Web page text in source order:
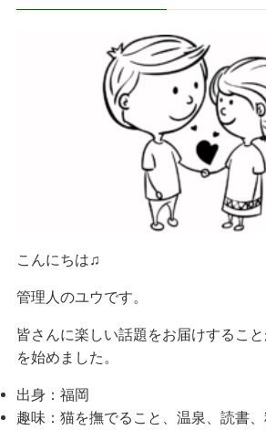
こんにちは♫
管理人のユウです。
皆さんに楽しい話題をお届けするこ
を始めました。
出身：福岡
趣味：猫を撫でること、温泉、読書